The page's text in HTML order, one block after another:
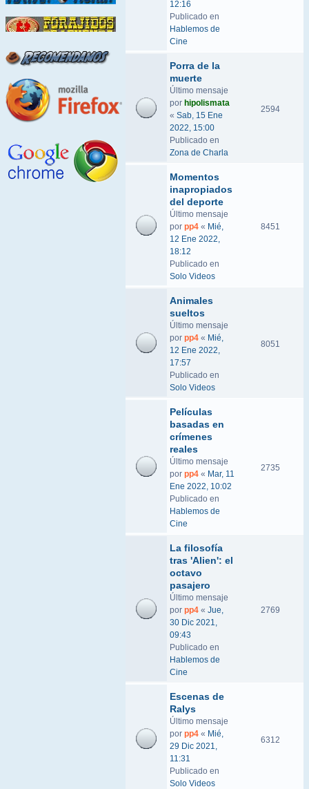
12:16
Publicado en
Hablemos de
Cine
Porra de la
muerte
Último mensaje
por hipolismata
« Sab, 15 Ene
2022, 15:00
Publicado en
Zona de Charla
2594
Momentos
inapropiados
del deporte
Último mensaje
por pp4 « Mié,
12 Ene 2022,
18:12
Publicado en
Solo Videos
8451
Animales
sueltos
Último mensaje
por pp4 « Mié,
12 Ene 2022,
17:57
Publicado en
Solo Videos
8051
Películas
basadas en
crímenes
reales
Último mensaje
por pp4 « Mar, 11
Ene 2022, 10:02
Publicado en
Hablemos de
Cine
2735
La filosofía
tras 'Alien': el
octavo
pasajero
Último mensaje
por pp4 « Jue,
30 Dic 2021,
09:43
Publicado en
Hablemos de
Cine
2769
Escenas de
Ralys
Último mensaje
por pp4 « Mié,
29 Dic 2021,
11:31
Publicado en
Solo Videos
6312